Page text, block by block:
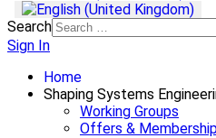
Search
Sign In
Home
Shaping Systems
Working Groups
Offers &